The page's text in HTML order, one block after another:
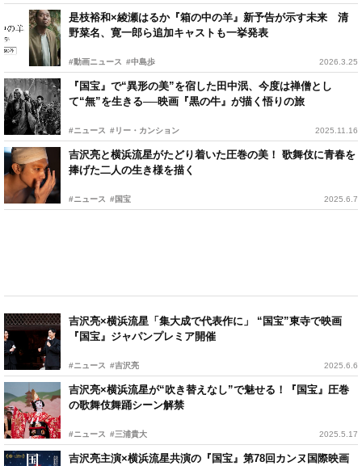
是枝裕和×綾瀬はるか『箱の中の羊』新予告が示す未来 清
野菜名、寛一郎ら追加キャストも一挙発表
#動画ニュース #中島歩 2026.3.25
『国宝』で“異形の美”を宿した田中泯、今度は禅僧とし
て“無”を生きる──映画『黒の牛』が描く悟りの旅
#ニュース #リー・カンション 2025.11.16
吉沢亮と横浜流星がたどり着いた圧巻の美！ 歌舞伎に青春を
捧げた二人の生き様を描く
#ニュース #国宝 2025.6.7
吉沢亮×横浜流星「集大成で代表作に」 “国宝”東寺で映画
『国宝』ジャパンプレミア開催
#ニュース #吉沢亮 2025.6.6
吉沢亮×横浜流星が“吹き替えなし”で魅せる！『国宝』圧巻
の歌舞伎舞踊シーン解禁
#ニュース #三浦貴大 2025.5.17
吉沢亮主演×横浜流星共演の『国宝』第78回カンヌ国際映画